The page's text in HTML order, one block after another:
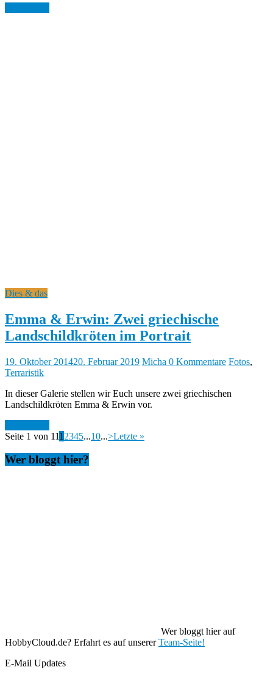
Dies & das
Emma & Erwin: Zwei griechische
Landschildkröten im Portrait
19. Oktober 201420. Februar 2019 Micha 0 Kommentare Fotos,
Terraristik
In dieser Galerie stellen wir Euch unsere zwei griechischen
Landschildkröten Emma & Erwin vor.
Seite 1 von 111 2345...10...>Letzte »
Wer bloggt hier?
Wer bloggt hier auf
HobbyCloud.de? Erfahrt es auf unsererTeam-Seite!
E-Mail Updates